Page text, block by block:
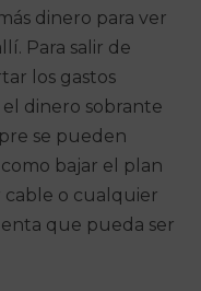
dinero para ver
Para salir de
los gastos
dinero sobrante
se pueden
bajar el plan
o cualquier
que pueda ser